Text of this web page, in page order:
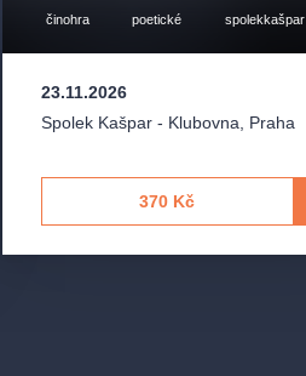
činohra poetické spolekkašpar
23.11.2026
Spolek Kašpar - Klubovna
Praha
370 Kč